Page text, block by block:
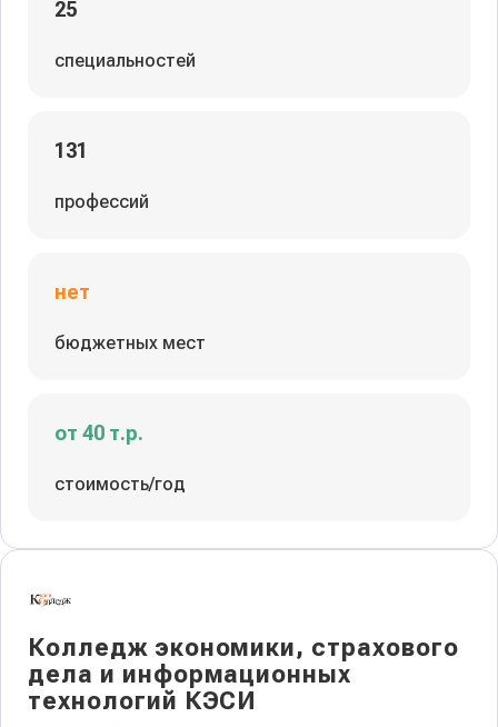
25
специальностей
131
профессий
нет
бюджетных мест
от 40 т.р.
стоимость/год
Колледж экономики, страхового
дела и информационных
технологий КЭСИ